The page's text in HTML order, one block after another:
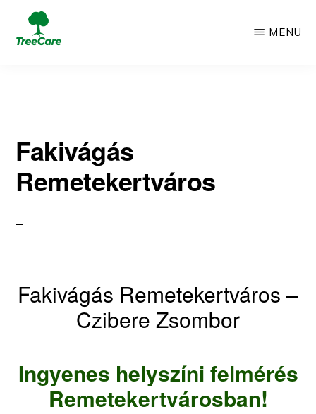
Skip
WordPress
oldal
MENU
Fakivágás
Remetekertváros
Fakivágás Remetekertváros –
Czibere Zsombor
Ingyenes helyszíni felmérés
Remetekertvárosban!